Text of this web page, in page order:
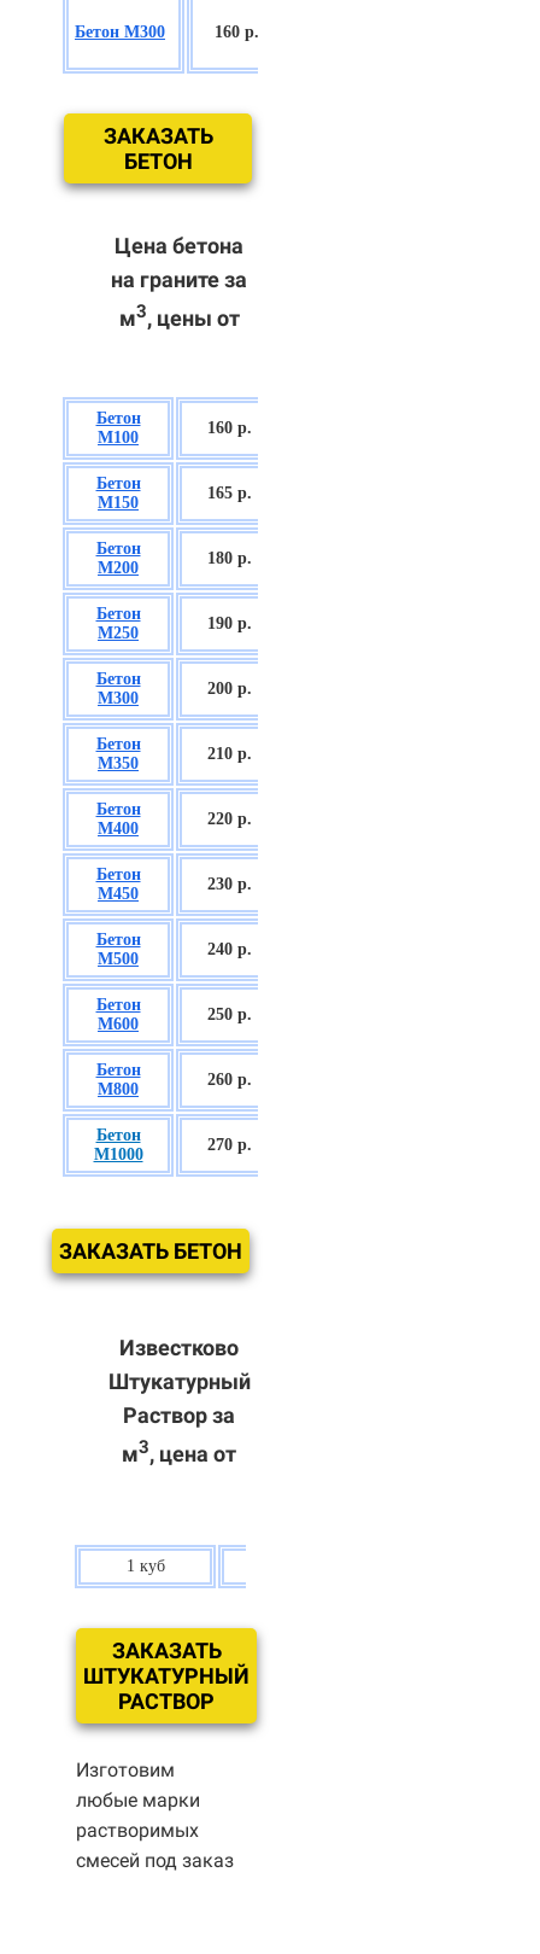
Бетон М300 160 р.
ЗАКАЗАТЬ
БЕТОН
Цена бетона
на граните за
м3, цены от
Бетон
М100
160 р.
Бетон
М150
165 р.
Бетон
М200
180 р.
Бетон
М250
190 р.
Бетон
М300
200 р.
Бетон
М350
210 р.
Бетон
М400
220 р.
Бетон
М450
230 р.
Бетон
М500
240 р.
Бетон
М600
250 р.
Бетон
М800
260 р.
Бетон
М1000
270 р.
ЗАКАЗАТЬ БЕТОН
Известково
Штукатурный
Раствор за
м3, цена от
1 куб
ЗАКАЗАТЬ
ШТУКАТУРНЫЙ
РАСТВОР
Изготовим
любые марки
растворимых
смесей под заказ